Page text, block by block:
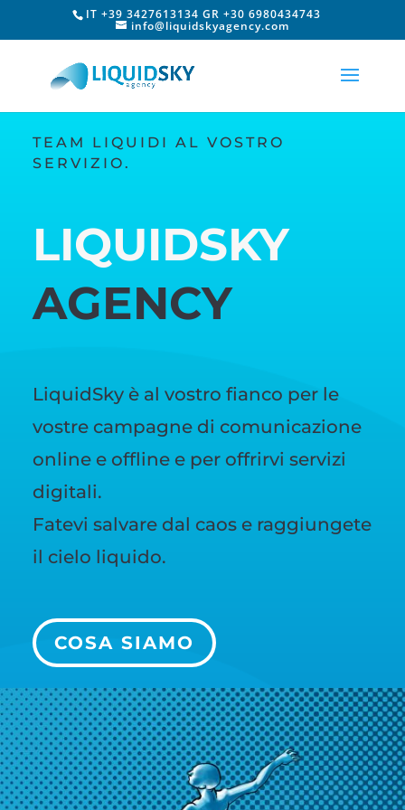
IT +39 3427613134 GR +30 6980434743
info@liquidskyagency.com
TEAM LIQUIDI AL VOSTRO
SERVIZIO.
LIQUIDSKY
AGENCY
LiquidSky è al vostro fianco per le
vostre campagne di comunicazione
online e offline e per offrirvi servizi
digitali.
Fatevi salvare dal caos e raggiungete
il cielo liquido.
COSA SIAMO